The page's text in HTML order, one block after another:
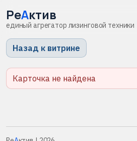
РеАктив
единый агрегатор лизинговой техники
Назад к витрине
Карточка не найдена